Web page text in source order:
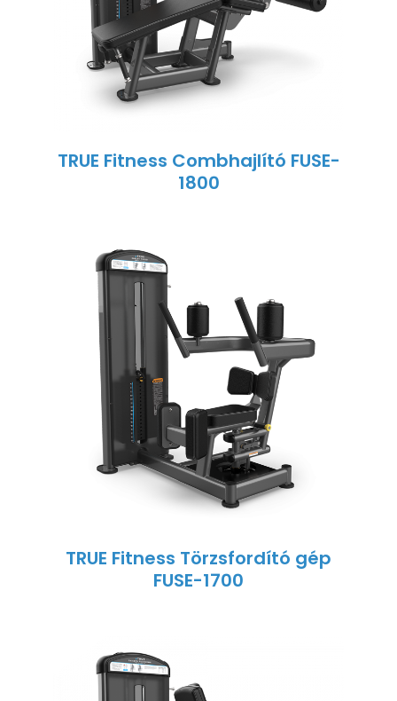
TRUE Fitness Combhajlító FUSE-
1800
TRUE Fitness Törzsfordító gép
FUSE-1700